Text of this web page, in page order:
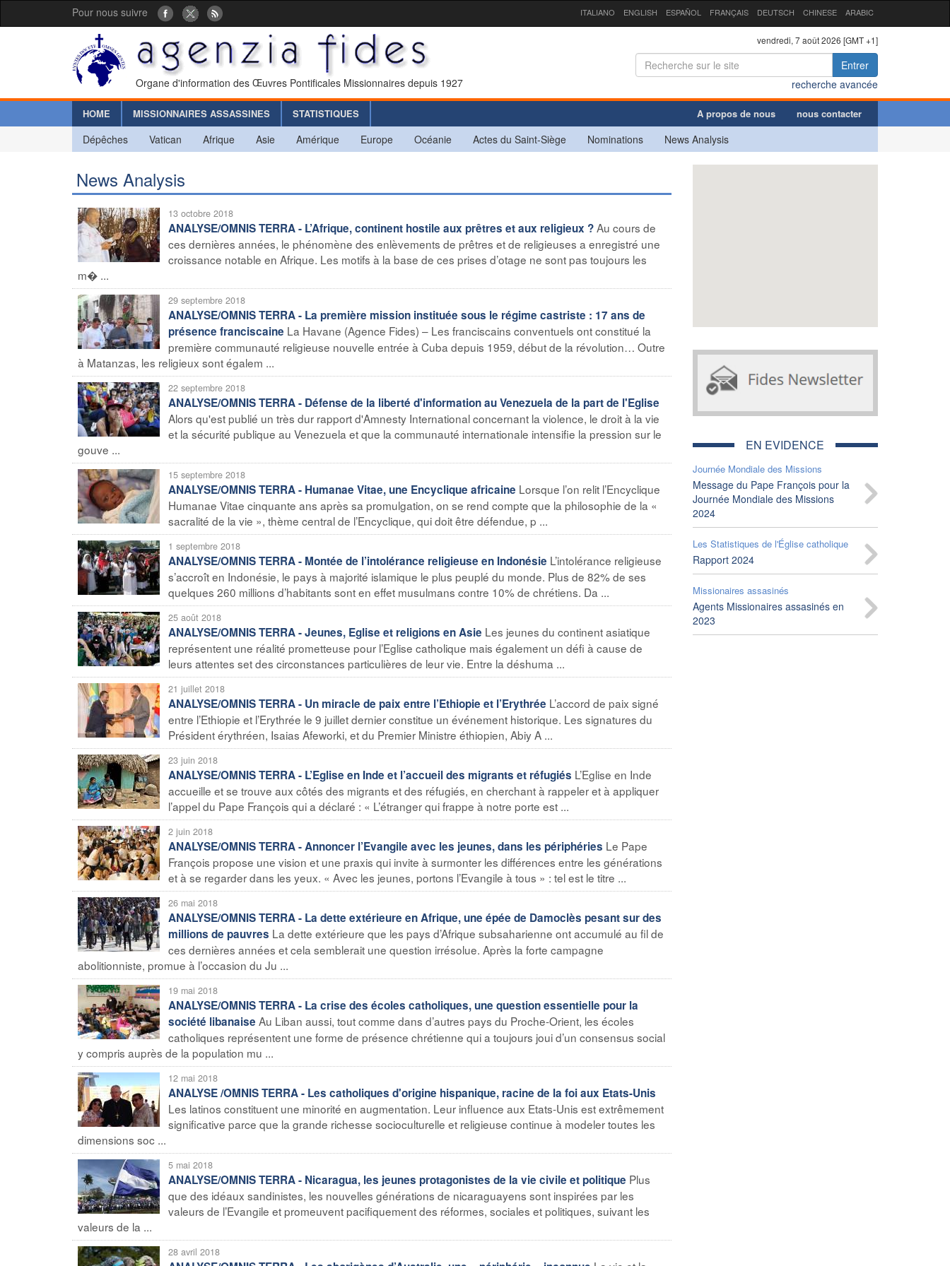
Pour nous suivre ITALIANO ENGLISH ESPAÑOL FRANÇAIS DEUTSCH CHINESE ARABIC
Organe d'information des Œuvres Pontificales Missionnaires depuis 1927
vendredi, 7 août 2026 [GMT +1]
Entrer
recherche avancée
HOME MISSIONNAIRES ASSASSINES STATISTIQUES A propos de nous nous contacter
Dépêches Vatican Afrique Asie Amérique Europe Océanie Actes du Saint-Siège Nominations News Analysis
News Analysis
13 octobre 2018
ANALYSE/OMNIS TERRA - L’Afrique, continent hostile aux prêtres et aux religieux ?Au cours de
ces dernières années, le phénomène des enlèvements de prêtres et de religieuses a enregistré une
croissance notable en Afrique. Les motifs à la base de ces prises d’otage ne sont pas toujours les
m� ...
29 septembre 2018
ANALYSE/OMNIS TERRA - La première mission instituée sous le régime castriste : 17 ans de
présence franciscaine La Havane (Agence Fides) – Les franciscains conventuels ont constitué la
première communauté religieuse nouvelle entrée à Cuba depuis 1959, début de la révolution… Outre
à Matanzas, les religieux sont égalem ...
22 septembre 2018
ANALYSE/OMNIS TERRA - Défense de la liberté d'information au Venezuela de la part de l'Eglise
Alors qu'est publié un très dur rapport d'Amnesty International concernant la violence, le droit à la vie
et la sécurité publique au Venezuela et que la communauté internationale intensifie la pression sur le
gouve ...
15 septembre 2018
ANALYSE/OMNIS TERRA - Humanae Vitae, une Encyclique africaine Lorsque l’on relit l’Encyclique
Humanae Vitae cinquante ans après sa promulgation, on se rend compte que la philosophie de la «
sacralité de la vie », thème central de l’Encyclique, qui doit être défendue, p ...
1 septembre 2018
ANALYSE/OMNIS TERRA - Montée de l’intolérance religieuse en Indonésie L’intolérance religieuse
s’accroît en Indonésie, le pays à majorité islamique le plus peuplé du monde. Plus de 82% de ses
quelques 260 millions d’habitants sont en effet musulmans contre 10% de chrétiens. Da ...
25 août 2018
ANALYSE/OMNIS TERRA - Jeunes, Eglise et religions en Asie Les jeunes du continent asiatique
représentent une réalité prometteuse pour l’Eglise catholique mais également un défi à cause de
leurs attentes set des circonstances particulières de leur vie. Entre la déshuma ...
21 juillet 2018
ANALYSE/OMNIS TERRA - Un miracle de paix entre l’Ethiopie et l’Erythrée L’accord de paix signé
entre l’Ethiopie et l’Erythrée le 9 juillet dernier constitue un événement historique. Les signatures du
Président érythréen, Isaias Afeworki, et du Premier Ministre éthiopien, Abiy A ...
23 juin 2018
ANALYSE/OMNIS TERRA - L’Eglise en Inde et l’accueil des migrants et réfugiés L’Eglise en Inde
accueille et se trouve aux côtés des migrants et des réfugiés, en cherchant à rappeler et à appliquer
l’appel du Pape François qui a déclaré : « L’étranger qui frappe à notre porte est ...
2 juin 2018
ANALYSE/OMNIS TERRA - Annoncer l’Evangile avec les jeunes, dans les périphéries Le Pape
François propose une vision et une praxis qui invite à surmonter les différences entre les générations
et à se regarder dans les yeux. « Avec les jeunes, portons l’Evangile à tous » : tel est le titre ...
26 mai 2018
ANALYSE/OMNIS TERRA - La dette extérieure en Afrique, une épée de Damoclès pesant sur des
millions de pauvres La dette extérieure que les pays d’Afrique subsaharienne ont accumulé au fil de
ces dernières années et cela semblerait une question irrésolue. Après la forte campagne
abolitionniste, promue à l’occasion du Ju ...
19 mai 2018
ANALYSE/OMNIS TERRA - La crise des écoles catholiques, une question essentielle pour la
société libanaise Au Liban aussi, tout comme dans d’autres pays du Proche-Orient, les écoles
catholiques représentent une forme de présence chrétienne qui a toujours joui d’un consensus social
y compris auprès de la population mu ...
12 mai 2018
ANALYSE /OMNIS TERRA - Les catholiques d'origine hispanique, racine de la foi aux Etats-Unis
Les latinos constituent une minorité en augmentation. Leur influence aux Etats-Unis est extrêmement
significative parce que la grande richesse socioculturelle et religieuse continue à modeler toutes les
dimensions soc ...
5 mai 2018
ANALYSE/OMNIS TERRA - Nicaragua, les jeunes protagonistes de la vie civile et politique Plus
que des idéaux sandinistes, les nouvelles générations de nicaraguayens sont inspirées par les
valeurs de l’Evangile et promeuvent pacifiquement des réformes, sociales et politiques, suivant les
valeurs de la ...
28 avril 2018
EN EVIDENCE
Journée Mondiale des Missions
Message du Pape François pour la
Journée Mondiale des Missions
2024
Les Statistiques de l'Église catholique
Rapport 2024
Missionaires assasinés
Agents Missionaires assasinés en
2023